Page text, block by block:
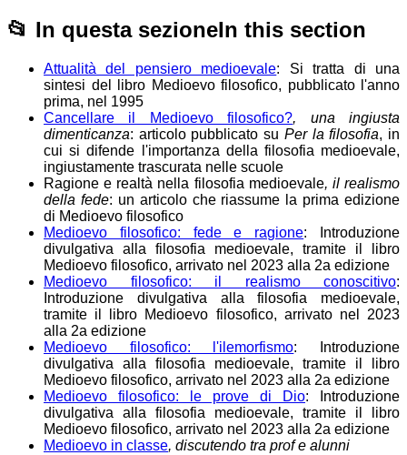
📂 In questa sezioneIn this section
Attualità del pensiero medioevale: Si tratta di una
sintesi del libro Medioevo filosofico, pubblicato l'anno
prima, nel 1995
Cancellare il Medioevo filosofico?, una ingiusta
dimenticanza: articolo pubblicato su Per la filosofia, in
cui si difende l'importanza della filosofia medioevale,
ingiustamente trascurata nelle scuole
Ragione e realtà nella filosofia medioevale, il realismo
della fede: un articolo che riassume la prima edizione
di Medioevo filosofico
Medioevo filosofico: fede e ragione: Introduzione
divulgativa alla filosofia medioevale, tramite il libro
Medioevo filosofico, arrivato nel 2023 alla 2a edizione
Medioevo filosofico: il realismo conoscitivo:
Introduzione divulgativa alla filosofia medioevale,
tramite il libro Medioevo filosofico, arrivato nel 2023
alla 2a edizione
Medioevo filosofico: l'ilemorfismo: Introduzione
divulgativa alla filosofia medioevale, tramite il libro
Medioevo filosofico, arrivato nel 2023 alla 2a edizione
Medioevo filosofico: le prove di Dio: Introduzione
divulgativa alla filosofia medioevale, tramite il libro
Medioevo filosofico, arrivato nel 2023 alla 2a edizione
Medioevo in classe, discutendo tra prof e alunni